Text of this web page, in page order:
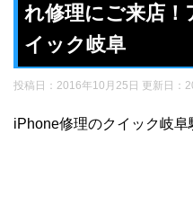
れ修理にご来店！
イック岐阜
投稿日：2016年10月25日 更新日：
iPhone修理のクイック岐阜